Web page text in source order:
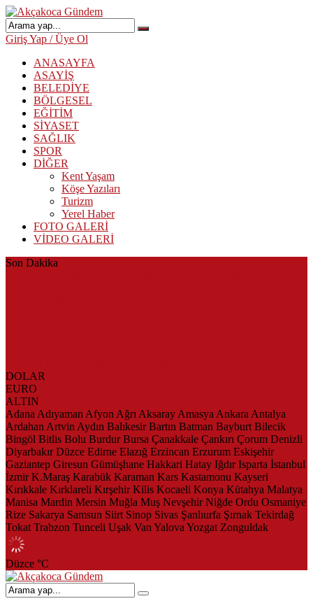
Giriş Yap / Üye Ol
ANASAYFA
ASAYİŞ
BELEDİYE
BÖLGESEL
EĞİTİM
SİYASET
SAĞLIK
SPOR
DİĞER
Kent Yaşam
Köşe Yazıları
Turizm
Yerel Haber
FOTO GALERİ
VİDEO GALERİ
Son Dakika
DOLAR
EURO
ALTIN
Adana Adıyaman Afyon Ağrı Aksaray Amasya Ankara Antalya
Ardahan Artvin Aydın Balıkesir Bartın Batman Bayburt Bilecik
Bingöl Bitlis Bolu Burdur Bursa Çanakkale Çankırı Çorum Denizli
Diyarbakır Düzce Edirne Elazığ Erzincan Erzurum Eskişehir
Gaziantep Giresun Gümüşhane Hakkari Hatay Iğdır Isparta İstanbul
İzmir K.Maraş Karabük Karaman Kars Kastamonu Kayseri
Kırıkkale Kırklareli Kırşehir Kilis Kocaeli Konya Kütahya Malatya
Manisa Mardin Mersin Muğla Muş Nevşehir Niğde Ordu Osmaniye
Rize Sakarya Samsun Siirt Sinop Sivas Şanlıurfa Şırnak Tekirdağ
Tokat Trabzon Tunceli Uşak Van Yalova Yozgat Zonguldak
Düzce °C